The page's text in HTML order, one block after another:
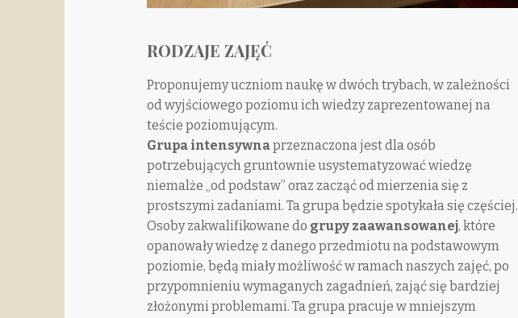
RODZAJE ZAJĘĆ
Proponujemy uczniom naukę w dwóch trybach, w zależności
od wyjściowego poziomu ich wiedzy zaprezentowanej na
teście poziomującym.
Grupa intensywnaprzeznaczona jest dla osób
potrzebujących gruntownie usystematyzować wiedzę
niemalże „od podstaw” oraz zacząć od mierzenia się z
prostszymi zadaniami. Ta grupa będzie spotykała się częściej.
Osoby zakwalifikowane do grupy zaawansowanej, które
opanowały wiedzę z danego przedmiotu na podstawowym
poziomie, będą miały możliwość w ramach naszych zajęć, po
przypomnieniu wymaganych zagadnień, zająć się bardziej
złożonymi problemami. Ta grupa pracuje w mniejszym